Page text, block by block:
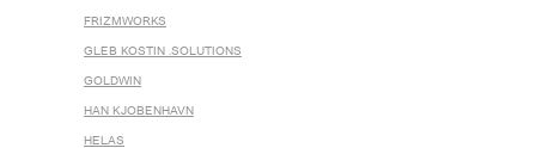
FRIZMWORKS
GLEB KOSTIN .SOLUTIONS
GOLDWIN
HAN KJOBENHAVN
HELAS